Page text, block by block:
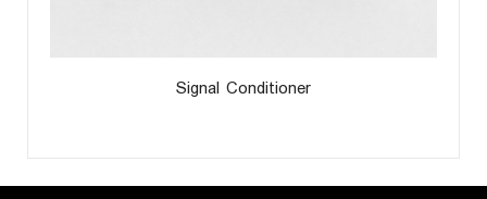
Signal Conditioner